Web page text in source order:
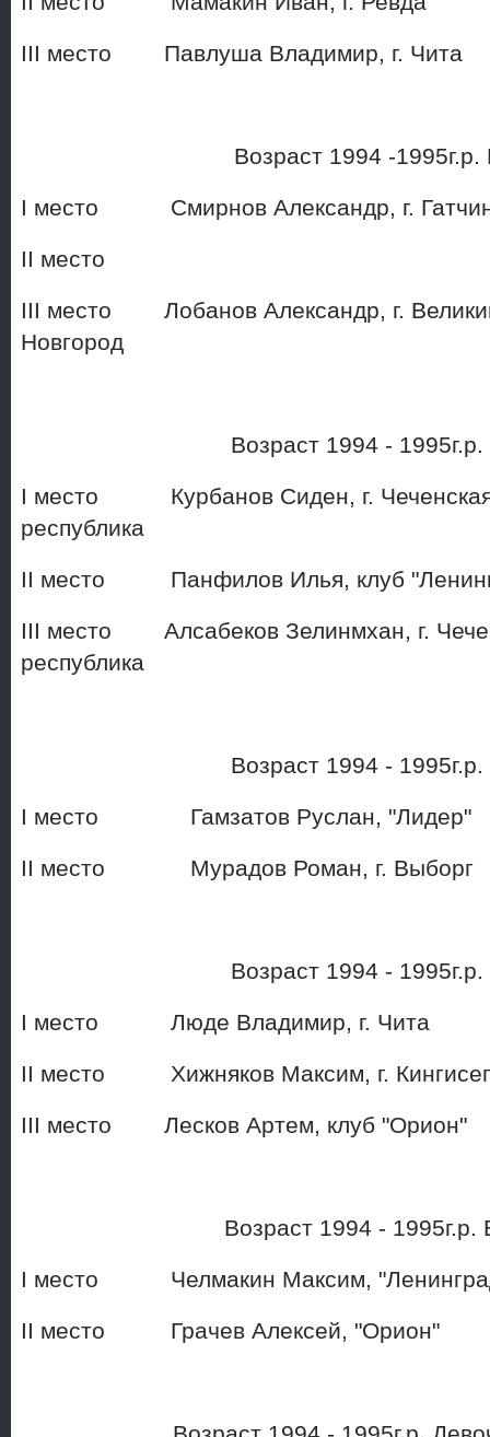
III место Павлуша
Возраст 1994 -
I место Смирнов
II место
III место Лобанов Александр, г.
Новгород
Возраст 1994 -
I место Курбанов Сиден, г.
республика
II место Панфилов Илья,
III место Алсабеков Зелинмхан, г.
республика
Возраст 1994 -
I место Гамзатов Руслан, "Лидер"
II место Мурадов Роман, г. Выборг
Возраст 1994 -
I место Люде Владимир,
II место Хижняков Максим,
III место Лесков Артем,
Возраст 1994 - 1995г.р.
I место Челмакин Максим,
II место Грачев Алексей, "Орион"